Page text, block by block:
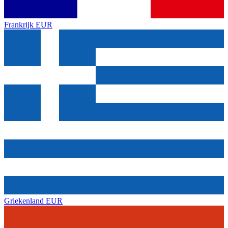
Frankrijk EUR
Griekenland EUR